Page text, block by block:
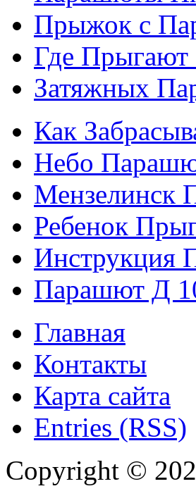
Прыжок с
Где
Затяжных
Как
Небо
Мензелинск
Ребенок
Инструкция
Парашют Д
Главная
Контакты
Карта сайта
Entries (RSS)
Copyright ©